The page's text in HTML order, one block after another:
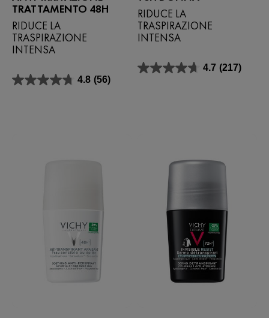
TRATTAMENTO 48H
RIDUCE LA
TRASPIRAZIONE
INTENSA
4.8 (56)
4.8
RIDUCE LA
TRASPIRAZIONE
INTENSA
4.7 (217)
4.7